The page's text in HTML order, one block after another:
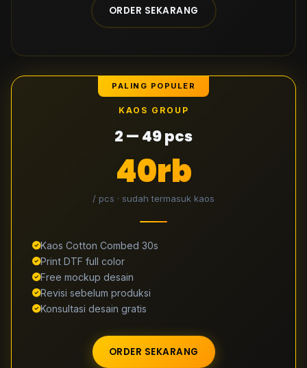
ORDER SEKARANG
PALING POPULER
KAOS GROUP
2 — 49 pcs
40rb
/ pcs · sudah termasuk kaos
Kaos Cotton Combed 30s
Print DTF full color
Free mockup desain
Revisi sebelum produksi
Konsultasi desain gratis
ORDER SEKARANG